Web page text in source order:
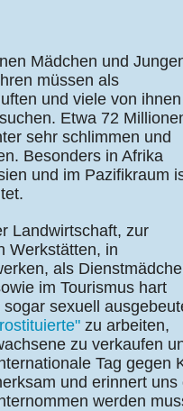
Mädchen und
müssen als
und viele von ihnen
Etwa 72
sehr schlimmen und
Besonders in Afrika
und im Pazifikraum
Landwirtschaft, zur
Werkstätten, in
als
im Tourismus hart
sexuell
zu arbeiten,
zu verkaufen
Tag gegen
und erinnert
werden